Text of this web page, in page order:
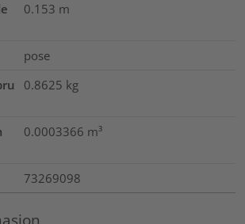
0.153 m
pose
0.8625 kg
0.0003366 m³
73269098